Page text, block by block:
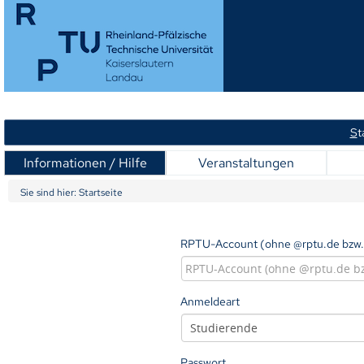
S
Informationen / Hilfe Veranstaltungen
Sie sind hier: Startseite
RPTU-Account (ohne @rptu.de
Anmeldeart